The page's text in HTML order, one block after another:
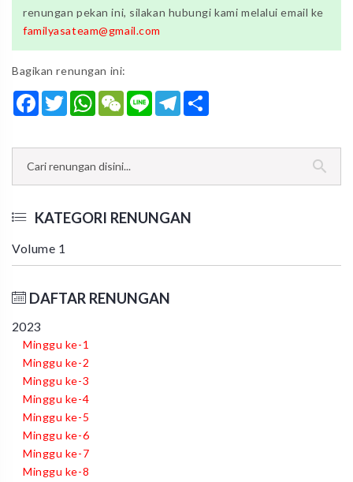
renungan pekan ini, silakan hubungi kami melalui email ke
familyasateam@gmail.com
Bagikan renungan ini:
FacebookTwitterWhatsApp
WeChat
Line Telegram
KATEGORI RENUNGAN
Volume 1
DAFTAR RENUNGAN
2023
Minggu ke-1
Minggu ke-2
Minggu ke-3
Minggu ke-4
Minggu ke-5
Minggu ke-6
Minggu ke-7
Minggu ke-8